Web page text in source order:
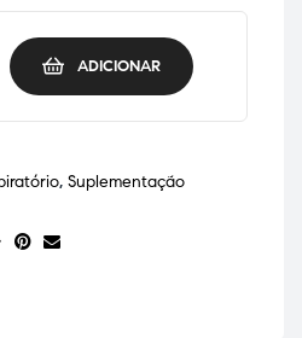
ADICIONAR
, Suplementação